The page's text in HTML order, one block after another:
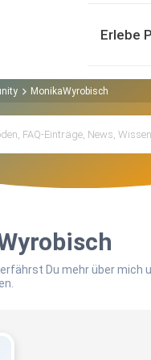
Erlebe
MonikaWyrobisch
Du mehr über mich